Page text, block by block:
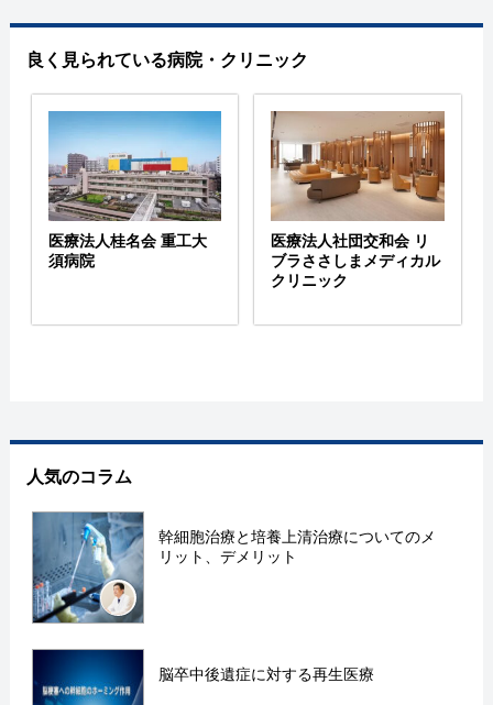
良く見られている病院・クリニック
医療法人桂名会 重工大
須病院
医療法人社団交和会 リ
ブラささしまメディカル
クリニック
人気のコラム
幹細胞治療と培養上清治療についてのメ
リット、デメリット
脳卒中後遺症に対する再生医療